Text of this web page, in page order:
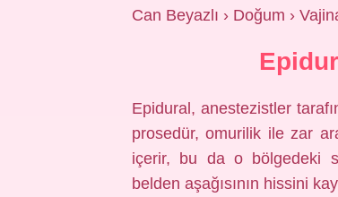
Can Beyazlı › Doğum ›
Epidural, anestezistler
prosedür, omurilik ile zar
içerir, bu da o bölgedeki
belden aşağısının hissini